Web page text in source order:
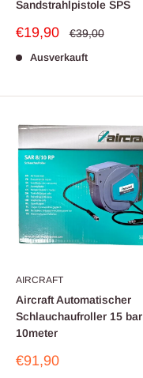
Sandstrahlpistole SPS
Sonderpreis
€19,90 Normalpreis
€39,00
Ausverkauft
AIRCRAFT
Aircraft Automatischer
Schlauchaufroller 15 bar
10meter
Sonderpreis
€91,90